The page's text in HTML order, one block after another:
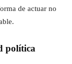
de actuar no
política